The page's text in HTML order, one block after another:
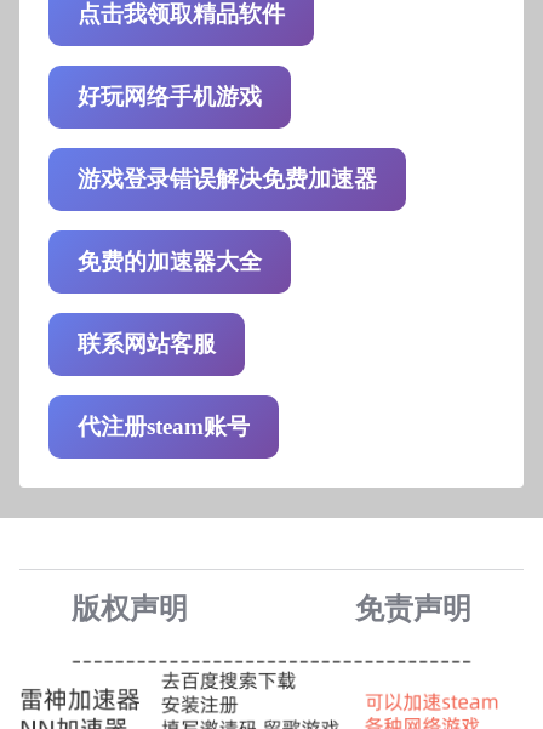
点击我领取精品软件
好玩网络手机游戏
游戏登录错误解决免费加速器
免费的加速器大全
联系网站客服
代注册steam账号
版权声明 免责声明